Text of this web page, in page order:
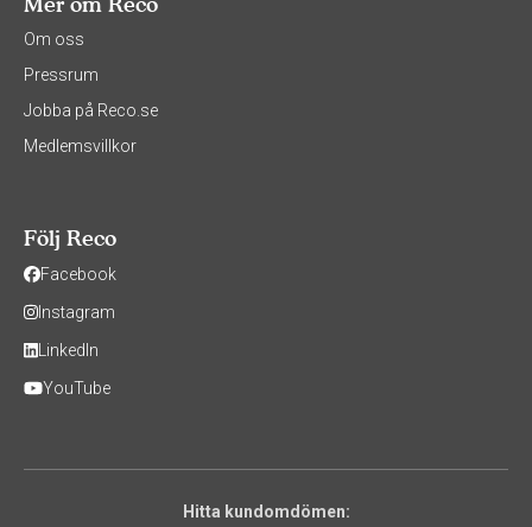
Om oss
Pressrum
Jobba på Reco.se
Medlemsvillkor
Följ Reco
Facebook
Instagram
LinkedIn
YouTube
Hitta kundomdömen: